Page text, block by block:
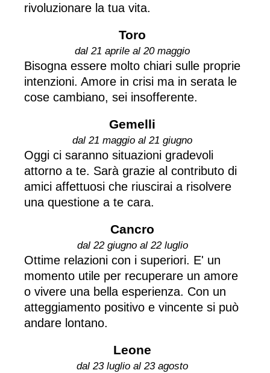
rivoluzionare la tua vita.
Toro
dal 21 aprile al 20 maggio
Bisogna essere molto chiari sulle proprie
intenzioni. Amore in crisi ma in serata le
cose cambiano, sei insofferente.
Gemelli
dal 21 maggio al 21 giugno
Oggi ci saranno situazioni gradevoli
attorno a te. Sarà grazie al contributo di
amici affettuosi che riuscirai a risolvere
una questione a te cara.
Cancro
dal 22 giugno al 22 luglio
Ottime relazioni con i superiori. E' un
momento utile per recuperare un amore
o vivere una bella esperienza. Con un
atteggiamento positivo e vincente si può
andare lontano.
Leone
dal 23 luglio al 23 agosto